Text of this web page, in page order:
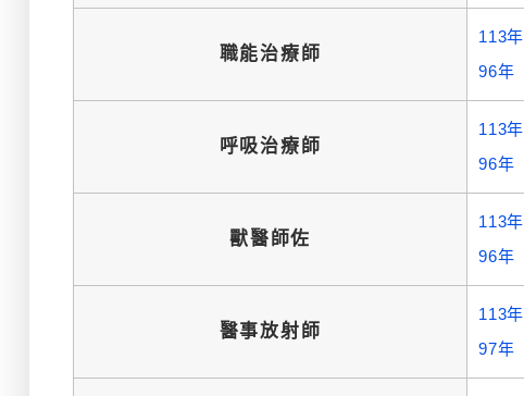
職能治療師
113年
96年
呼吸治療師
113年
96年
獸醫師佐
113年
96年
醫事放射師
113年
97年